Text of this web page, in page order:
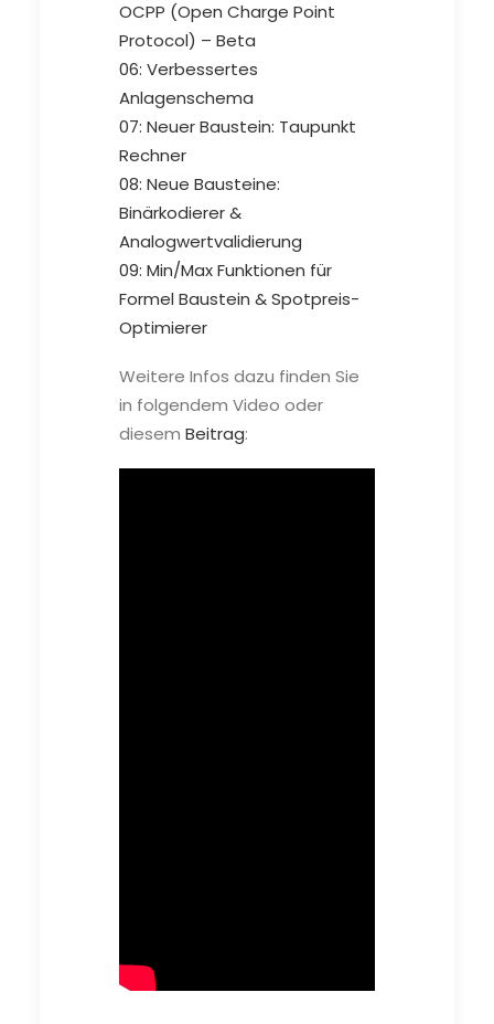
OCPP (Open Charge Point
Protocol) – Beta
06: Verbessertes
Anlagenschema
07: Neuer Baustein: Taupunkt
Rechner
08: Neue Bausteine:
Binärkodierer &
Analogwertvalidierung
09: Min/Max Funktionen für
Formel Baustein & Spotpreis-
Optimierer
Weitere Infos dazu finden Sie
in folgendem Video oder
diesem Beitrag: